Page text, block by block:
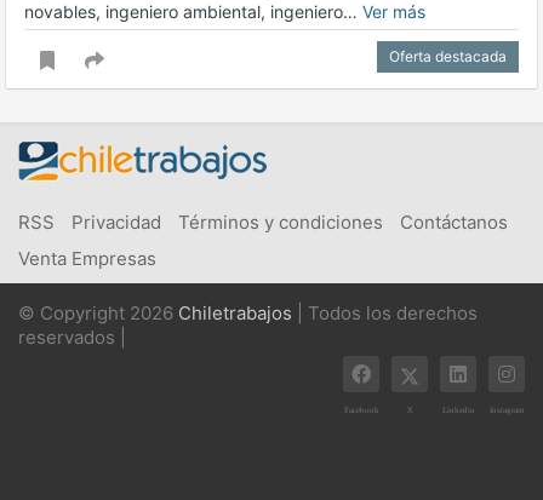
novables, ingeniero ambiental, ingeniero… Ver más
Oferta destacada
RSS Privacidad Términos y condiciones
Contáctanos
Venta Empresas
© Copyright 2026 Chiletrabajos | Todos los derechos
reservados |
Facebook X Linkedin Instagram